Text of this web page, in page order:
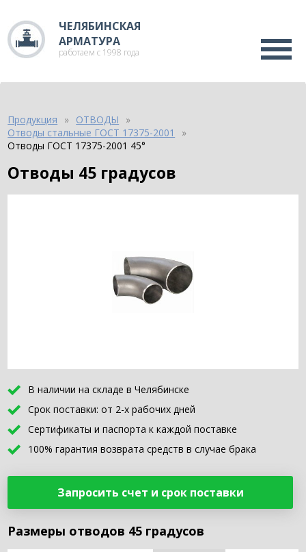
ЧЕЛЯБИНСКАЯ
АРМАТУРА
работаем с 1998 года
Продукция
ОТВОДЫ
Отводы стальные ГОСТ 17375-2001
Отводы ГОСТ 17375-2001 45°
Отводы 45 градусов
В наличии на складе в Челябинске
Срок поставки: от 2-х рабочих дней
Сертификаты и паспорта к каждой поставке
100% гарантия возврата средств в случае брака
Запросить счет и срок поставки
Размеры отводов 45 градусов